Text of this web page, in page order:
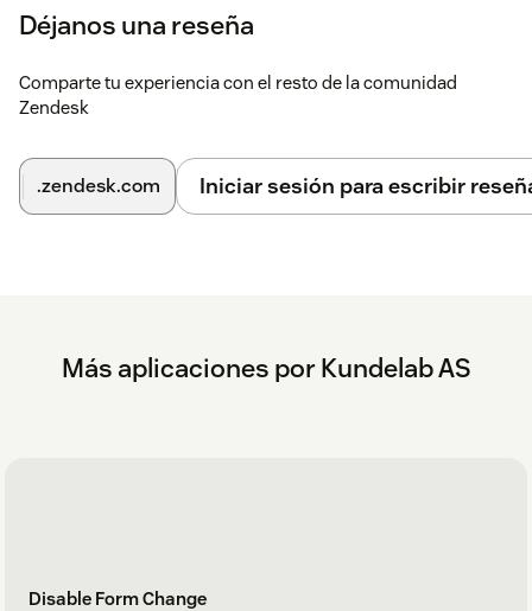
Déjanos una reseña
Comparte tu experiencia con el resto de la comunidad
Zendesk
.zendesk.com Iniciar sesión para escribir
Más aplicaciones por Kundelab AS
Disable Form Change